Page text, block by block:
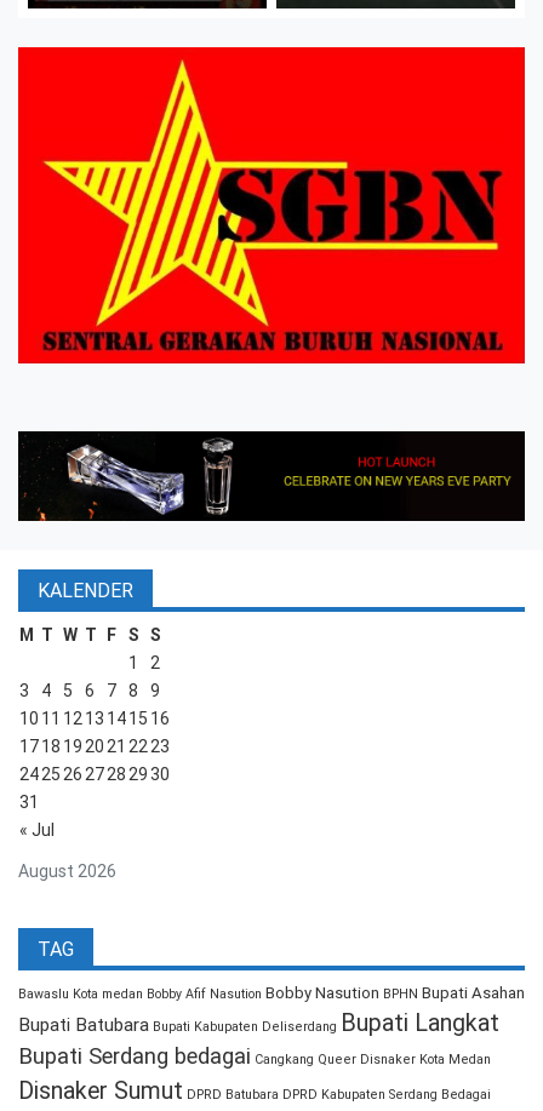
KALENDER
August 2026
M T W T F S S
« Jul
1
2
3
4 5 6 7 8
9
10 11 12 13 1415 16
1718 19 20 21 22 23
2425 26 2728 2930
31
TAG
Bawaslu Kota medan Bobby Afif Nasution Bobby Nasution BPHN Bupati Asahan
Bupati Batubara Bupati Kabupaten Deliserdang Bupati Langkat
Bupati Serdang bedagai Cangkang Queer Disnaker Kota Medan
Disnaker Sumut DPRD Batubara DPRD Kabupaten Serdang Bedagai